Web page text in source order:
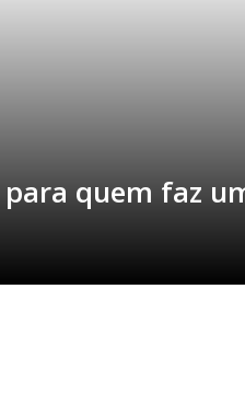
quem faz